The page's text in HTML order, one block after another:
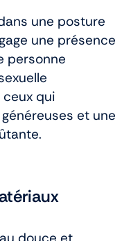
une posture
une présence
personne
qui
et une